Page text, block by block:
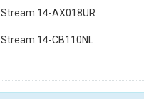
Stream 14-AX018UR
Stream 14-CB110NL